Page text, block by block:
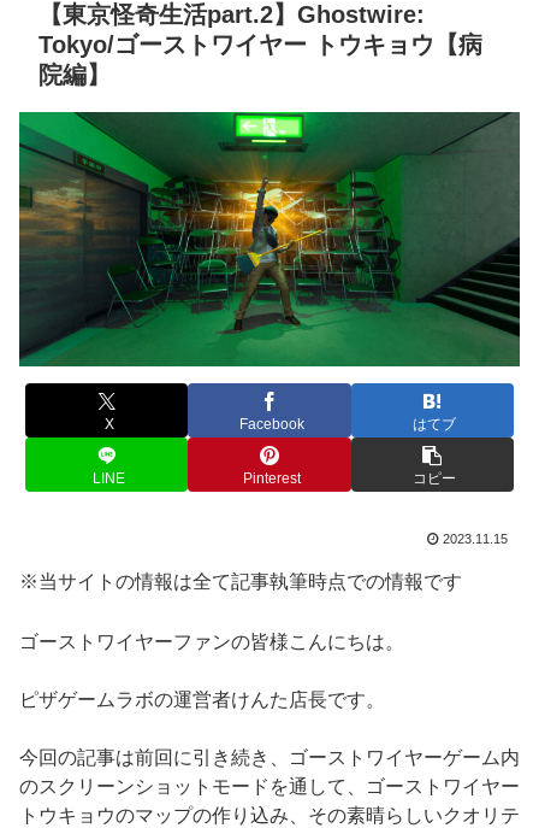
【東京怪奇生活part.2】Ghostwire:
Tokyo/ゴーストワイヤー トウキョウ【病
院編】
X Facebook はてブ
LINE Pinterest コピー
2023.11.15
※当サイトの情報は全て記事執筆時点での情報です
ゴーストワイヤーファンの皆様こんにちは。
ピザゲームラボの運営者けんた店長です。
今回の記事は前回に引き続き、ゴーストワイヤーゲーム内
のスクリーンショットモードを通して、ゴーストワイヤー
トウキョウのマップの作り込み、その素晴らしいクオリテ